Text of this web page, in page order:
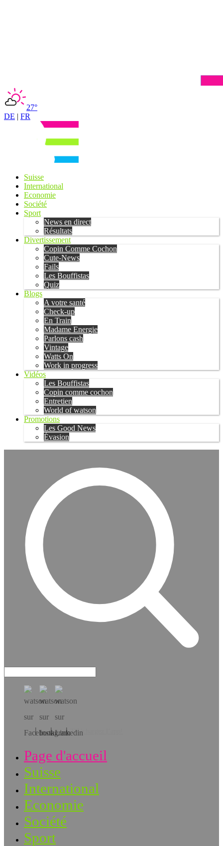
27°
DE | FR
Suisse
International
Economie
Société
Sport
News en direct
Résultats
Divertissement
Copin Comme Cochon
Cute-News
Fails
Les Bouffistas
Quiz
Blogs
A votre santé
Check-up
En Train
Madame Energie
Parlons cash
Vintage
Watts On
Work in progress
Vidéos
Les Bouffistas
Copin comme cochon
Entretien
World of watson
Promotions
Les Good News
Évasion
Téléchargez l’app!
Page d'accueil
Suisse
International
Economie
Société
Sport